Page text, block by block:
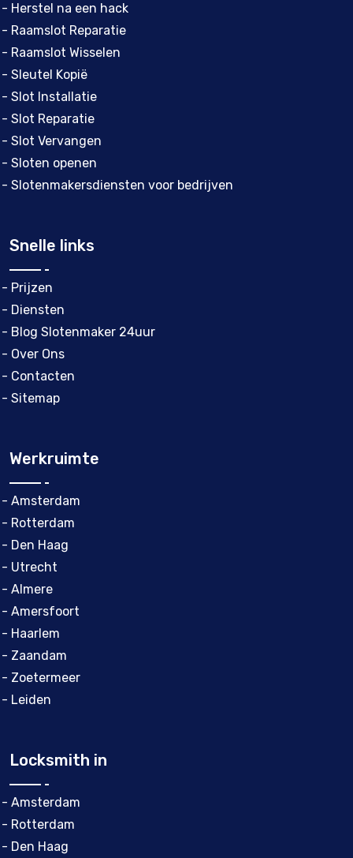
- Herstel na een hack
- Raamslot Reparatie
- Raamslot Wisselen
- Sleutel Kopië
- Slot Installatie
- Slot Reparatie
- Slot Vervangen
- Sloten openen
- Slotenmakersdiensten voor bedrijven
Snelle links
- Prijzen
- Diensten
- Blog Slotenmaker 24uur
- Over Ons
- Contacten
- Sitemap
Werkruimte
- Amsterdam
- Rotterdam
- Den Haag
- Utrecht
- Almere
- Amersfoort
- Haarlem
- Zaandam
- Zoetermeer
- Leiden
Locksmith in
- Amsterdam
- Rotterdam
- Den Haag